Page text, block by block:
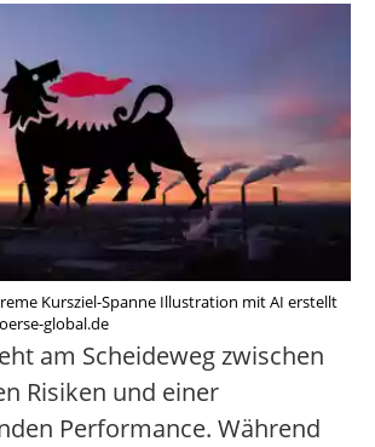
Kursziel-Spanne Illustration mit AI erstellt
global.de
am Scheideweg zwischen
Risiken und einer
Performance. Während